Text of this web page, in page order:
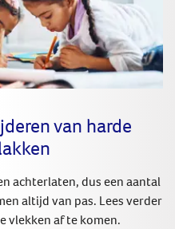
van harde
achterlaten, dus een aantal
altijd van pas. Lees verder
vlekken af te komen.